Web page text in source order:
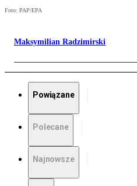
Foto: PAP/EPA
Maksymilian Radzimirski
Powiązane
Polecane
Najnowsze